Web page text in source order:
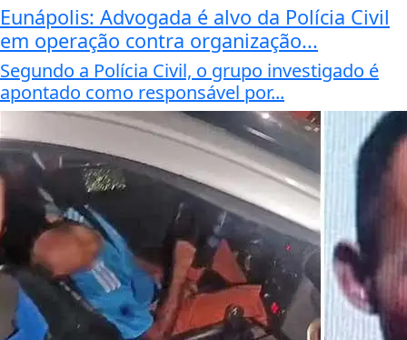
Eunápolis: Advogada é alvo da Polícia Civil
em operação contra organização...
Segundo a Polícia Civil, o grupo investigado é
apontado como responsável por...